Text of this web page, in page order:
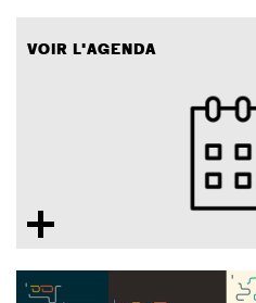
VOIR L'AGENDA